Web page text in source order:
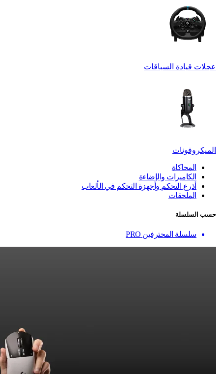
عجلات قيادة السباقات
الميكروفونات
المحاكاة
الكاميرات والإضاءة
أذرع التحكم وأجهزة التحكم في الألعاب
الملحقات
حسب السلسلة
سلسلة المحترفين PRO